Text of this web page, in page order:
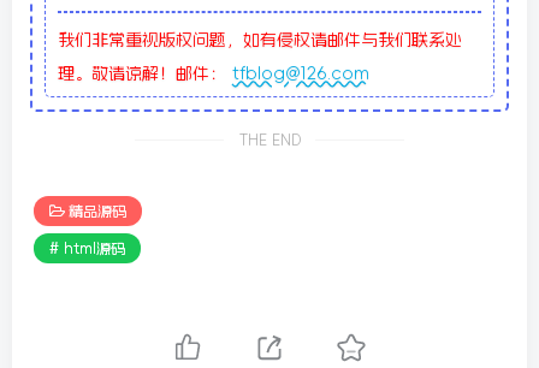
我们非常重视版权问题，如有侵权请邮件与我们联系处
理。敬请谅解！邮件： tfblog@126.com
THE END
精品源码
# html源码